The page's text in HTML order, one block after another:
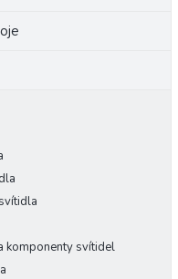
komponenty svítidel